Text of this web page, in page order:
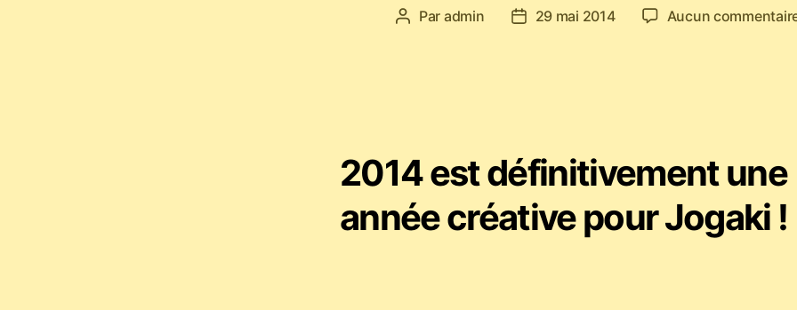
Auteur
Par admin
Date29 mai 2014 Aucun
2014 est définitivement une
année créative pour Jogaki !